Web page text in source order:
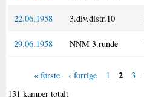
22.06.1958 3.div.distr.10
29.06.1958 NNM 3.runde
« første ‹ forrige 1 2 3
131 kamper totalt